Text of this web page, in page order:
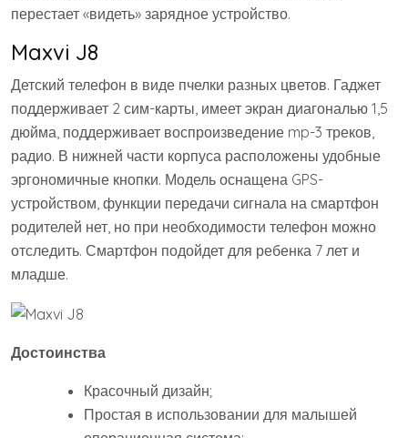
перестает «видеть» зарядное устройство.
Maxvi J8
Детский телефон в виде пчелки разных цветов. Гаджет
поддерживает 2 сим-карты, имеет экран диагональю 1,5
дюйма, поддерживает воспроизведение mp-3 треков,
радио. В нижней части корпуса расположены удобные
эргономичные кнопки. Модель оснащена GPS-
устройством, функции передачи сигнала на смартфон
родителей нет, но при необходимости телефон можно
отследить. Смартфон подойдет для ребенка 7 лет и
младше.
Достоинства
Красочный дизайн;
Простая в использовании для малышей